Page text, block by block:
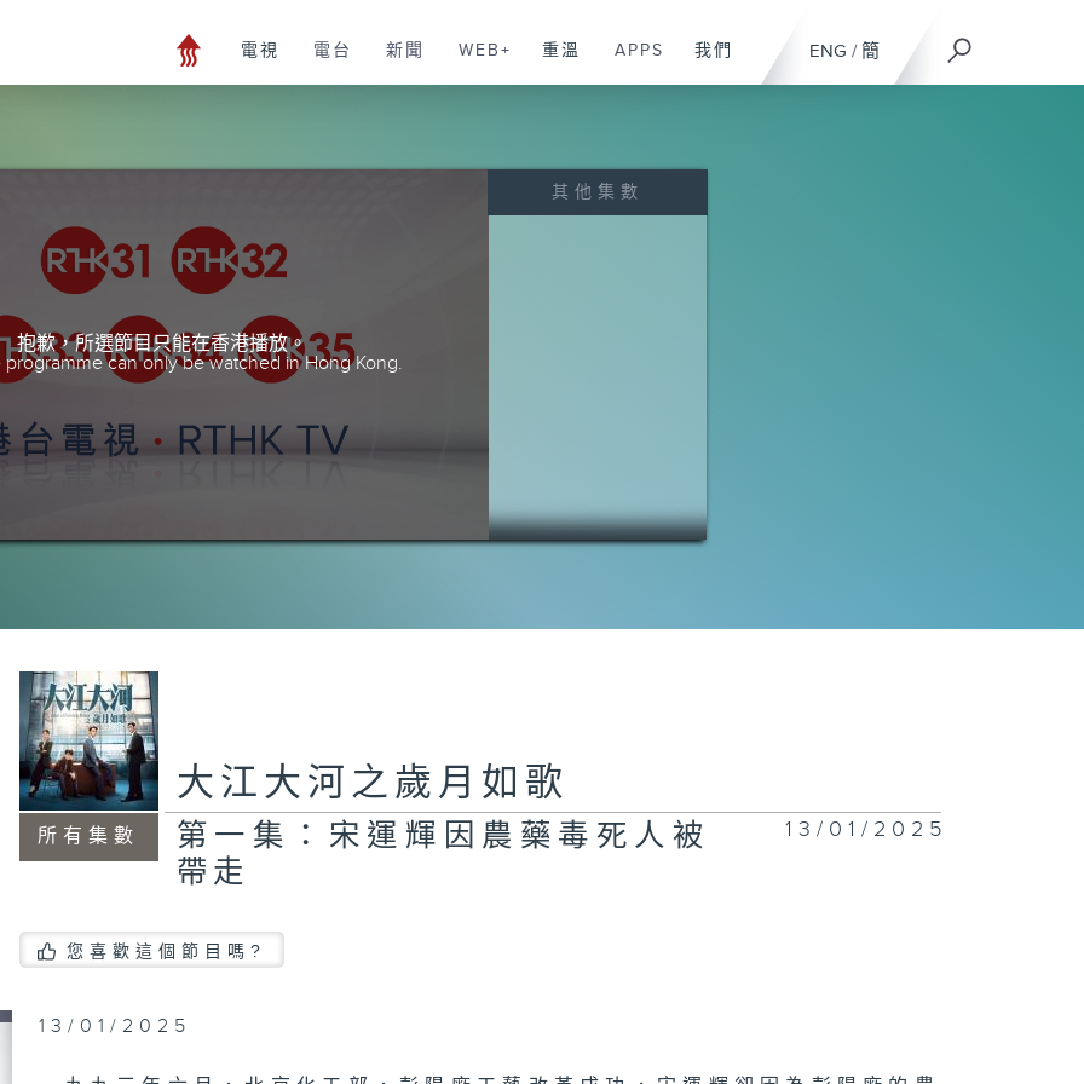
ENG / 簡
電視 電台 新聞 WEB+ 重溫 APPS 我們
抱歉，所選節目只能在香港播放。
programme can only be watched in Hong Kong.
其他集數
所有集數
大江大河之歲月如歌
第一集：宋運輝因農藥毒死人被
帶走
13/01/2025
您喜歡這個節目嗎?
13/01/2025